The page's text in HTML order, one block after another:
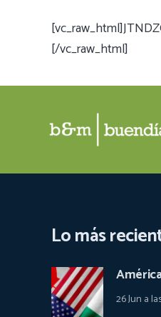
[/vc_raw_html]
Lo más
26 Jun a